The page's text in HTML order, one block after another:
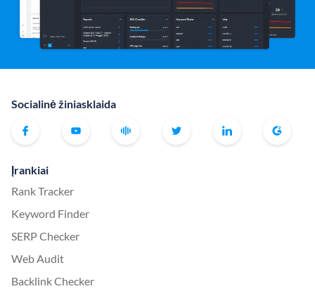
Socialinė žiniasklaida
Įrankiai
Rank Tracker
Keyword Finder
SERP Checker
Web Audit
Backlink Checker